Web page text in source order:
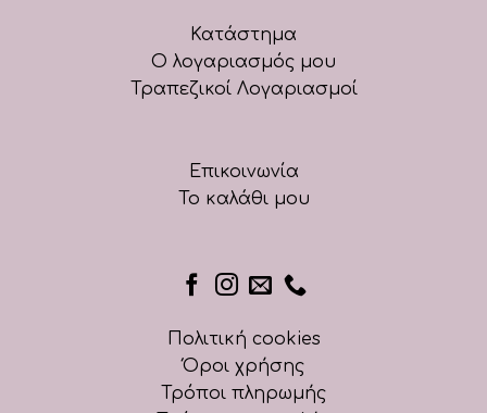
Κατάστημα
Ο λογαριασμός μου
Τραπεζικοί Λογαριασμοί
Επικοινωνία
Το καλάθι μου
Πολιτική cookies
Όροι χρήσης
Τρόποι πληρωμής